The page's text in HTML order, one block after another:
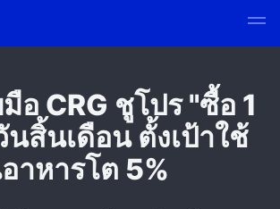
อ CRG ชูโปร "ซื้อ 1
นสิ้นเดือน ตั้งเป้าใช้
าหารโต 5%